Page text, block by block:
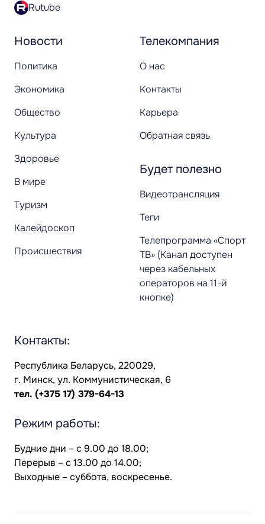
Новости
Политика
Экономика
Общество
Культура
Здоровье
В мире
Туризм
Калейдоскоп
Происшествия
Телекомпания
О нас
Контакты
Карьера
Обратная связь
Будет полезно
Видеотрансляция
Теги
Телепрограмма «Спорт
ТВ» (Канал доступен
через кабельных
операторов на 11-й
кнопке)
Rutube
Контакты:
Республика Беларусь, 220029,
г. Минск, ул. Коммунистическая, 6
тел. (+375 17) 379-64-13
Режим работы:
Будние дни – с 9.00 до 18.00;
Перерыв – с 13.00 до 14.00;
Выходные – суббота, воскресенье.